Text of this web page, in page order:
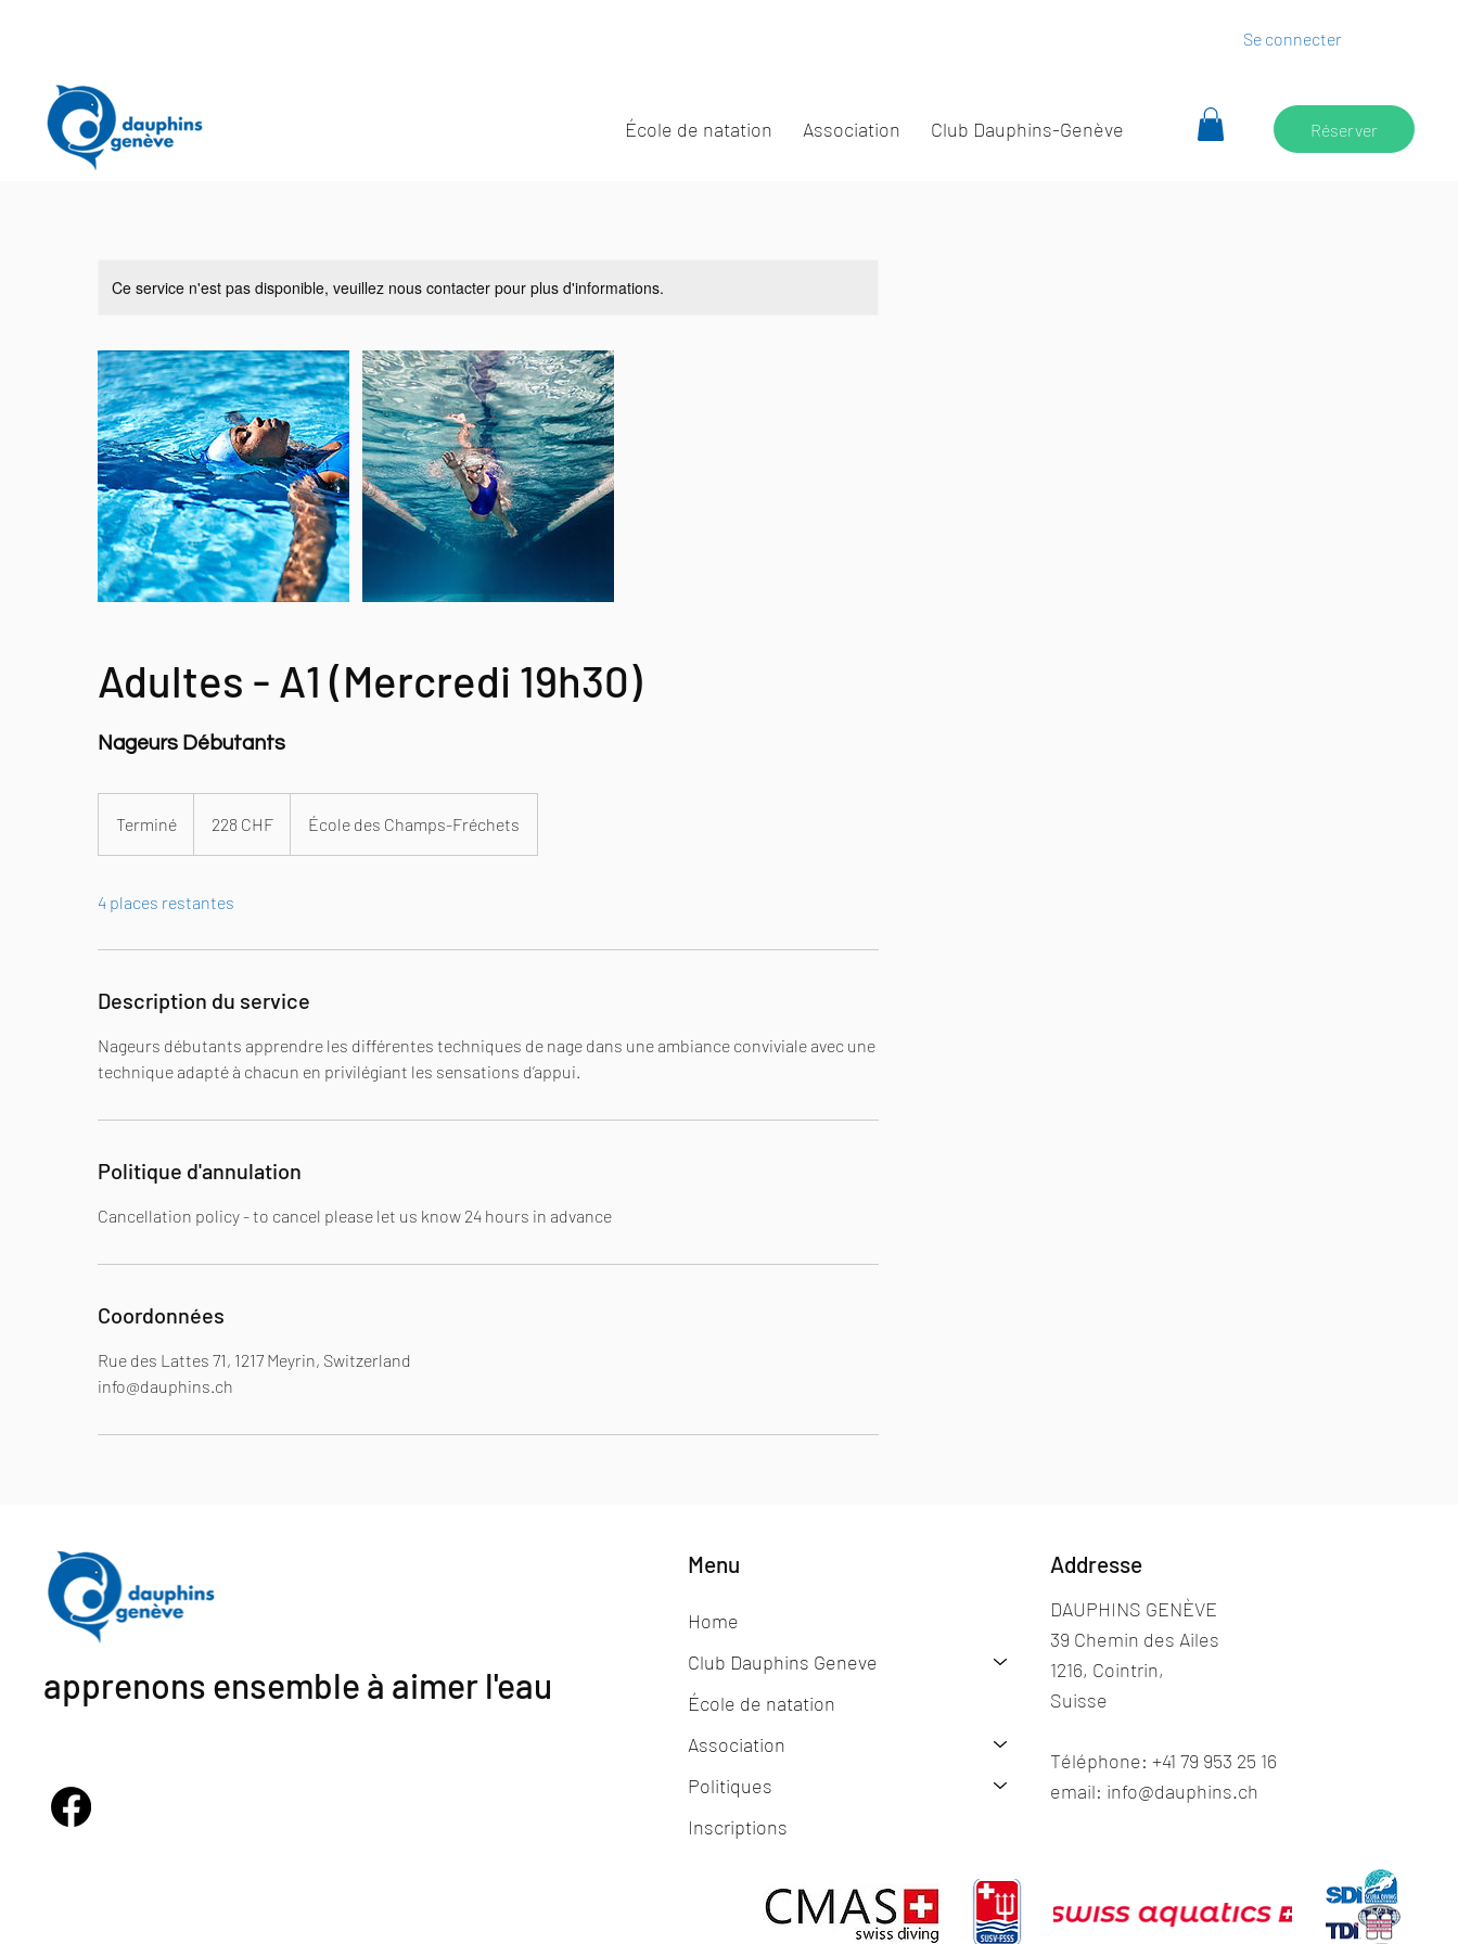
Se connecter
École de natation Association Club Dauphins-Genève Réserver
Ce service n'est pas disponible, veuillez nous contacter pour plus d'informations.
Adultes - A1 (Mercredi 19h30)
Nageurs Débutants
Terminé
e
m
n
suisses
228 CHF École des Champs-Fréchets
4 places restantes
Description du service
Nageurs débutants apprendre les différentes techniques de nage dans une ambiance conviviale avec une
technique adapté à chacun en privilégiant les sensations d’appui.
Politique d'annulation
Cancellation policy - to cancel please let us know 24 hours in advance
Coordonnées
Rue des Lattes 71, 1217 Meyrin, Switzerland
info@dauphins.ch
apprenons ensemble à aimer l'eau
Addresse
DAUPHINS GENÈVE
39 Chemin des Ailes
1216, Cointrin,
Suisse
Téléphone: +41 79 953 25 16
email: info@dauphins.ch
Menu
Home
Club Dauphins Geneve
École de natation
Association
Politiques
Inscriptions